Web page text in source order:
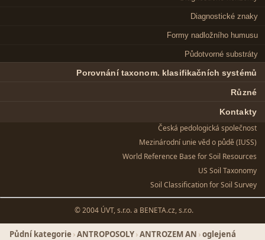
Diagnostické znaky
Formy nadložního humusu
Půdotvorné substráty
Porovnání taxonom. klasifikačních systémů
Různé
Kontakty
Česká pedologická společnost
Mezinárodní unie věd o půdě (IUSS)
World Reference Base for Soil Resources
US Soil Taxonomy
Soil Classification for Soil Survey
© 2004 ÚVT, s.r.o. a BENETA.cz, s.r.o.
Půdní kategorie›ANTROPOSOLY›ANTROZEM AN ›oglejená